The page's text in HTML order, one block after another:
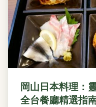
岡山日本料理：
全台餐廳精選指